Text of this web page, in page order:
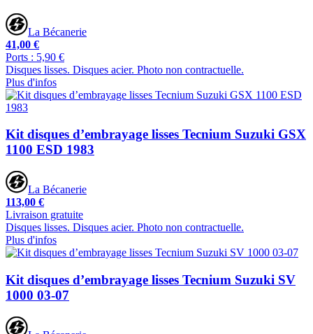
La Bécanerie
41,00 €
Ports : 5,90 €
Disques lisses. Disques acier. Photo non contractuelle.
Plus d'infos
Kit disques d’embrayage lisses Tecnium Suzuki GSX
1100 ESD 1983
La Bécanerie
113,00 €
Livraison gratuite
Disques lisses. Disques acier. Photo non contractuelle.
Plus d'infos
Kit disques d’embrayage lisses Tecnium Suzuki SV
1000 03-07